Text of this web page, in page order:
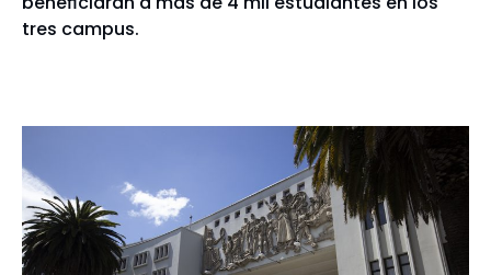
tres campus.